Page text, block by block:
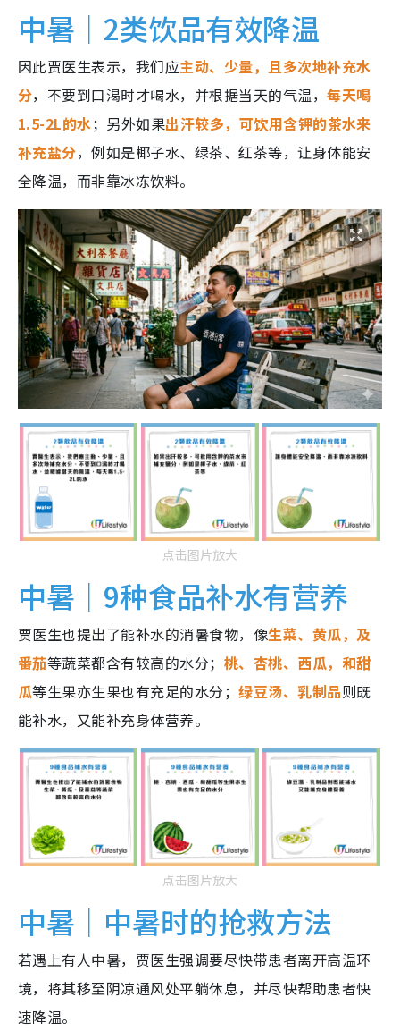
中暑｜2类饮品有效降温
因此贾医生表示，我们应主动、少量，且多次地补充水
分，不要到口渴时才喝水，并根据当天的气温，每天喝
1.5-2L的水；另外如果出汗较多，可饮用含钾的茶水来
补充盐分，例如是椰子水、绿茶、红茶等，让身体能安
全降温，而非靠冰冻饮料。
点击图片放大
中暑｜9种食品补水有营养
贾医生也提出了能补水的消暑食物，像生菜、黄瓜，及
番茄等蔬菜都含有较高的水分； 桃、杏桃、西瓜，和甜
瓜等生果亦生果也有充足的水分；绿豆汤、乳制品则既
能补水，又能补充身体营养。
点击图片放大
中暑｜中暑时的抢救方法
若遇上有人中暑，贾医生强调要尽快带患者离开高温环
境，将其移至阴凉通风处平躺休息，并尽快帮助患者快
速降温。